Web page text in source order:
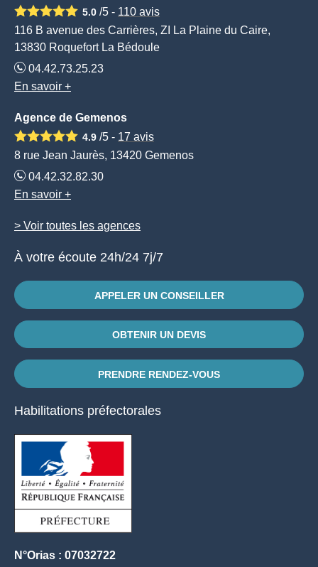
5.0 /5 - 110 avis
116 B avenue des Carrières, ZI La Plaine du Caire,
13830 Roquefort La Bédoule
04.42.73.25.23
En savoir +
Agence de Gemenos
4.9 /5 - 17 avis
8 rue Jean Jaurès, 13420 Gemenos
04.42.32.82.30
En savoir +
> Voir toutes les agences
À votre écoute 24h/24 7j/7
APPELER UN CONSEILLER
OBTENIR UN DEVIS
PRENDRE RENDEZ-VOUS
Habilitations préfectorales
N°Orias : 07032722